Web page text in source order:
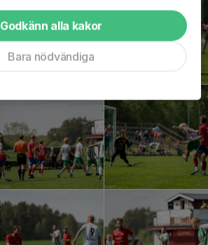
Godkänn alla kakor
Bara nödvändiga